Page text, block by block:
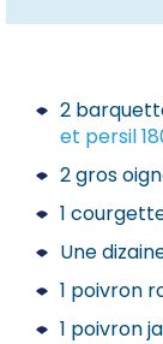
2
et persil
2 gros
1
Une
1 poivron
1 poivron